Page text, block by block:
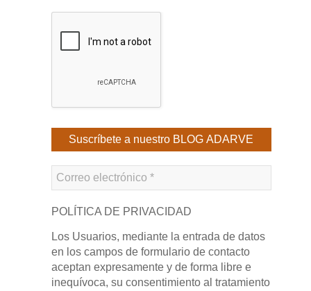
POLÍTICA DE PRIVACIDAD
Los Usuarios, mediante la entrada de datos
en los campos de formulario de contacto
aceptan expresamente y de forma libre e
inequívoca, su consentimiento al tratamiento